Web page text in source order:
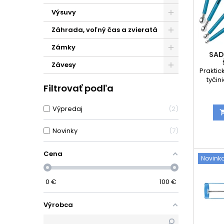
Výsuvy
Záhrada, voľný čas a zvieratá
Zámky
Závesy
Filtrovať podľa
Výpredaj 2
Novinky 7
Cena
0 € 100 €
Výrobca
aj